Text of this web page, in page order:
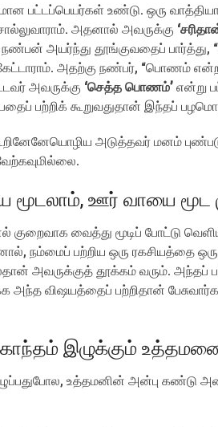
பட்டப்பெயர்கள் உண்டு. ஒரு வாத்தியார்
அதனால் அவருக்கு
அயர்ந்து தூங்குவதைப் பார்த்து,
கேட்டாராம். அதற்கு நண்பர், “பொணம்
அவருக்கு ‘செத்த பொணம்’என்று
பற்றிக் கூறுவதுதான் இந்தப்
அடுத்தவர் மனம்
மூடலாம், ஊர் வாயை மூட
வைத்து மூடிப் போட்டு
நம்மைப் பற்றிய ஒரு ரகசியத்தை
அவருக்குத் தூக்கம் வரும். அந்தப்
அந்த விஷயத்தைப் பற்றிதான்
இழுக்கும்
உத்தமனின் அன்பு கண்டு